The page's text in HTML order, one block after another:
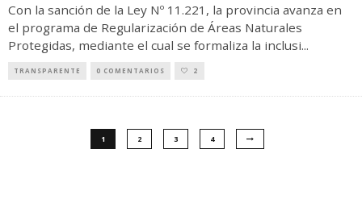
Con la sanción de la Ley Nº 11.221, la provincia avanza en
el programa de Regularización de Áreas Naturales
Protegidas, mediante el cual se formaliza la inclusi...
TRANSPARENTE 0 COMENTARIOS 2
1 2 3 4